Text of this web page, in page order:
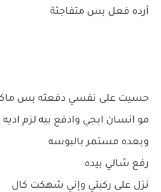
أرده فعل بس متفاجئة
حسيت على نفسي دفعته بس ماكو
مو انسان ابجي وادفع بيه لزم
وبعده مستمر بالبوسه
رفع شالي بيده
نزل على ركبتي وإني شهكت كال